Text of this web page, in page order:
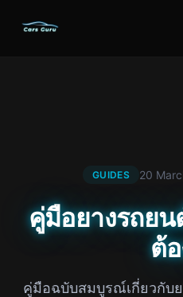
GUIDES 20
คู่มือยางรถย
ต้
คู่มือฉบับสมบูรณ์เกี่ยวกับย